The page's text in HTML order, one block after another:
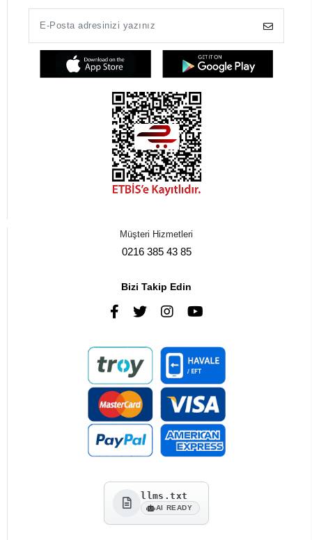
Müşteri Hizmetleri
0216 385 43 85
Bizi Takip Edin
llms.txt
AI READY